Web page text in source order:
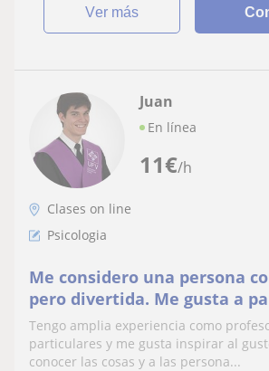
ver más
11€/h
Juan
En línea
Clases on line
Psicologia
Me considero una persona
pero divertida. Me gusta a
enseñar y aprender.
Tengo amplia experiencia como
particulares y me gusta inspirar al
conocer las cosas y a las persona...